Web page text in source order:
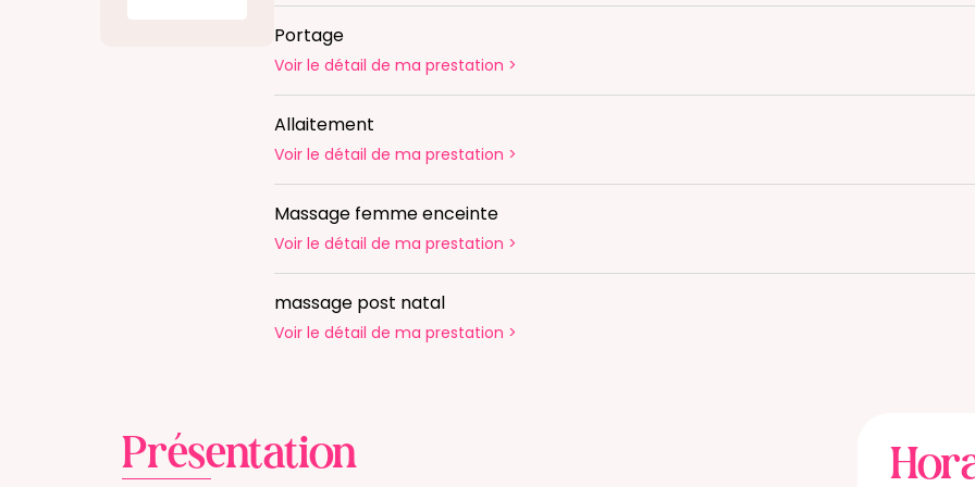
Portage
Voir le détail de ma prestation >
Allaitement
Voir le détail de ma prestation >
Massage femme enceinte
Voir le détail de ma prestation >
massage post natal
Voir le détail de ma prestation >
Présentation